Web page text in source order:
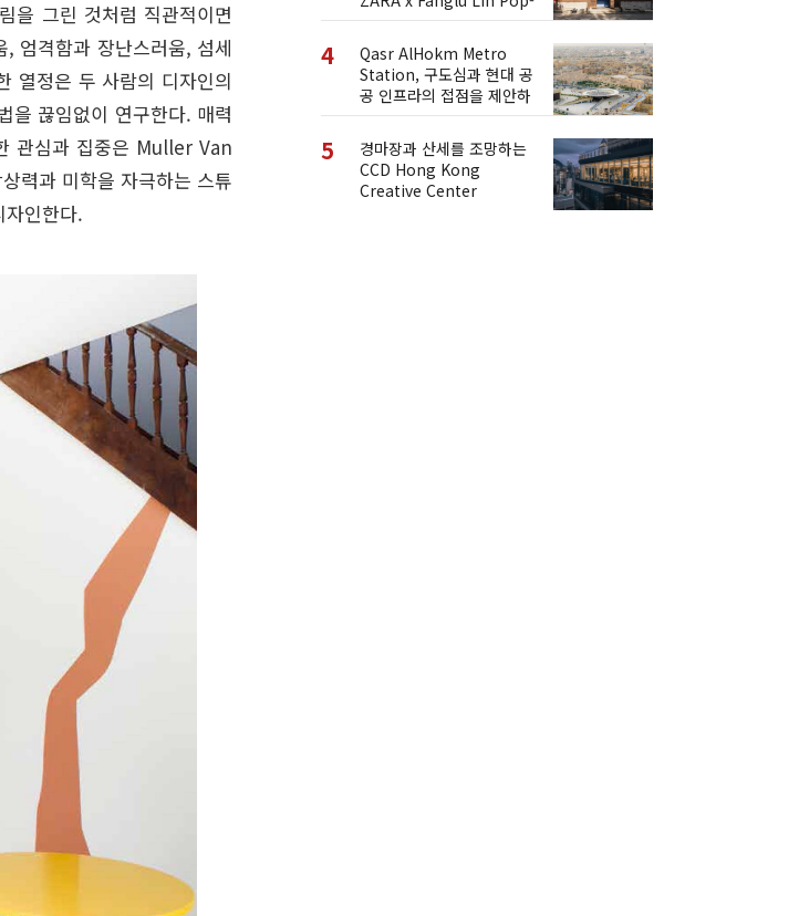
을 그린 것처럼 직관적이면
엄격함과 장난스러움, 섬세
열정은 두 사람의 디자인의
을 끊임없이 연구한다. 매력
관심과 집중은 Muller Van
력과 미학을 자극하는 스튜
인한다.
Up
4
Qasr AlHokm Metro
Station, 구도심과 현대 공
공 인프라의 접점을 제안하
다
5
경마장과 산세를 조망하는
CCD Hong Kong
Creative Center